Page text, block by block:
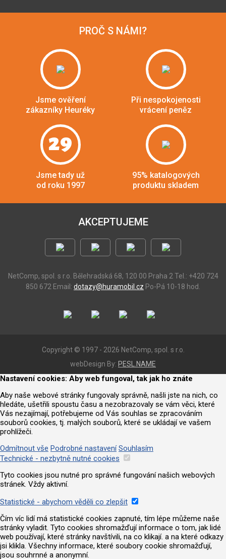
PROČ S NÁMI?
Jsme ověření
zákazníky Heuréky
Při nespokojenosti
vrácení peněz
29
Jsme tady už
od roku 1997
95% katalogových
produktu skladem
AKCEPTUJEME
NetComp, spol. s r.o. Bělehradská 68, 120 00 Praha 2 Tel.: +420 724
850 672 Email: dotazy@huramobil.cz Po-Pá 10-18 hod.
Copyright © 1997 - 2026 NetComp, spol. s r.o.
webDesign By: PESL.NAME
Nastavení cookies: Aby web fungoval, tak jak ho znáte
Aby naše webové stránky fungovaly správně, našli jste na nich, co
hledáte, ušetřili spoustu času a nezobrazovaly se vám věci, které
Vás nezajímají, potřebujeme od Vás souhlas se zpracováním
souborů cookies, tj. malých souborů, které se ukládají ve vašem
prohlížeči.
Odmítnout vše Podrobné nastavení Souhlasím
Technické - nezbytně nutné cookies
Tyto cookies jsou nutné pro správné fungování našich webových
stránek. Vždy aktivní.
Statistické - abychom věděli co zlepšit
Čím víc lidí má statistické cookies zapnuté, tím lépe můžeme naše
stránky vyladit. Tyto cookies shromažďují informace o tom, jak lidé
web používají, které stránky navštívili, na co klikají. a na které odkazy
jsi klikla. Všechny informace, které soubory cookie shromažďují,
jsou souhrnné a anonymní.